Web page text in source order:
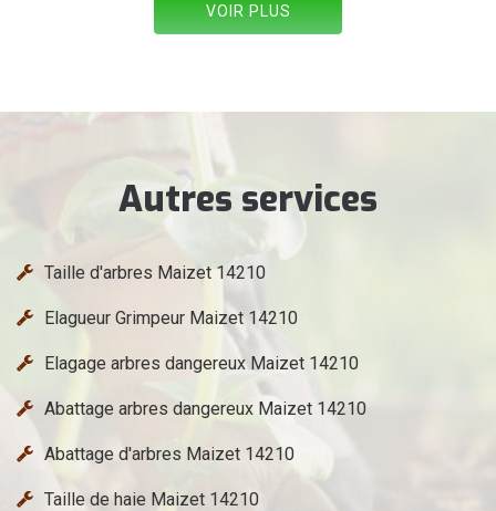
VOIR PLUS
Autres services
Taille d'arbres Maizet 14210
Elagueur Grimpeur Maizet 14210
Elagage arbres dangereux Maizet 14210
Abattage arbres dangereux Maizet 14210
Abattage d'arbres Maizet 14210
Taille de haie Maizet 14210